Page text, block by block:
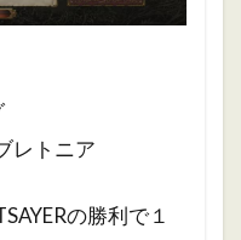
レトニア
の勝利で１